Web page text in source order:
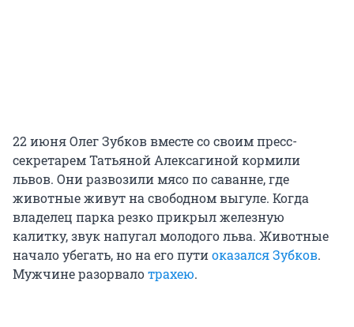
22 июня Олег Зубков вместе со своим пресс-
секретарем Татьяной Алексагиной кормили
львов. Они развозили мясо по саванне, где
животные живут на свободном выгуле. Когда
владелец парка резко прикрыл железную
калитку, звук напугал молодого льва. Животные
начало убегать, но на его путиоказался Зубков.
Мужчине разорвалотрахею.